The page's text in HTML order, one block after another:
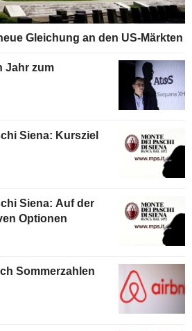
Gleichung an den US-Märkten
Jahr zum
Siena: Kursziel
Siena: Auf der
Optionen
Sommerzahlen